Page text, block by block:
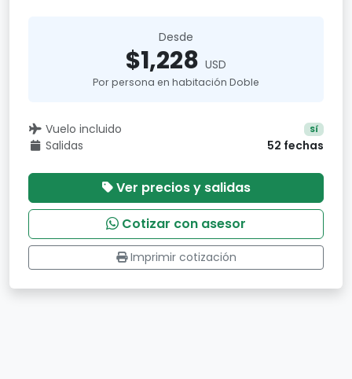
Desde
$1,228 USD
Por persona en habitación Doble
Vuelo incluido Sí
Salidas 52 fechas
Ver precios y salidas
Cotizar con asesor
Imprimir cotización